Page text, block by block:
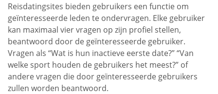
Reisdatingsites bieden gebruikers een functie om
geïnteresseerde leden te ondervragen. Elke gebruiker
kan maximaal vier vragen op zijn profiel stellen,
beantwoord door de geïnteresseerde gebruiker.
Vragen als “Wat is hun inactieve eerste date?” “Van
welke sport houden de gebruikers het meest?” of
andere vragen die door geïnteresseerde gebruikers
zullen worden beantwoord.